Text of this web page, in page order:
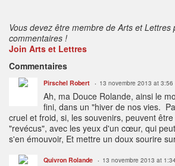
Vous devez être membre de Arts et Lettres
commentaires !
Join Arts et Lettres
Commentaires
Pirschel Robert 13 novembre 2013 at 3:56
Ah, ma Douce Rolande, ainsi le
fini, dans un "hiver de nos vies.
cruel et froid, si, les souvenirs, peuvent
"revécus", avec les yeux d'un cœur, qui
s'en émouvoir, Et mettre un doux sourire
Quivron Rolande 13 novembre 2013 at 1:34